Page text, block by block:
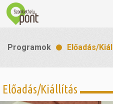
Látnivalók
Programok Előadás/
Előadás/Kiállítás